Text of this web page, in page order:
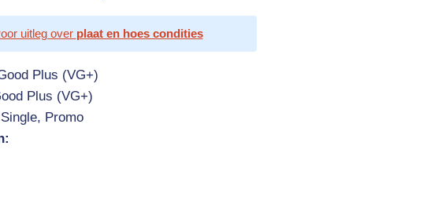
uitleg over plaat en hoes condities
Plus (VG+)
Plus (VG+)
Promo